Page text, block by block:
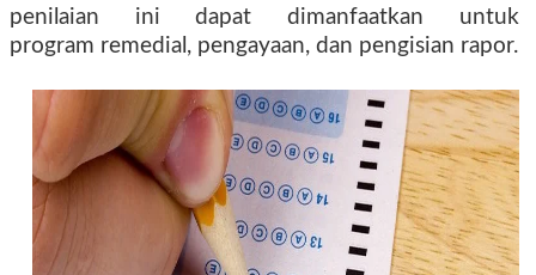
penilaian ini dapat dimanfaatkan untuk
program remedial, pengayaan, dan pengisian rapor.